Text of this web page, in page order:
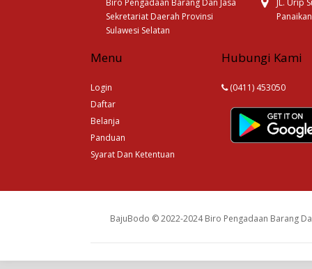
Sekretariat Daerah Provinsi
Sulawesi Selatan
Menu
Login
Daftar
Belanja
Panduan
Syarat Dan Ketentuan
Hubungi Kami
(0411) 453050
BajuBodo © 2022-2024 Biro Pengadaan Barang